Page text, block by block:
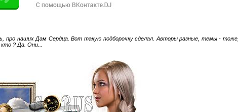
про наших Дам Сердца. Вот такую подборочку сделал. Авторы разные, темы - тоже,
? Да. Они...